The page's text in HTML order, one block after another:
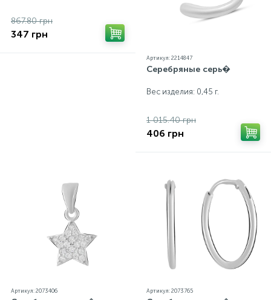
867.80 грн
347 грн
Артикул: 2214847
Серебряные серь�
Вес изделия: 0,45 г.
1 015.40 грн
406 грн
Артикул: 2073406 Артикул: 2073765